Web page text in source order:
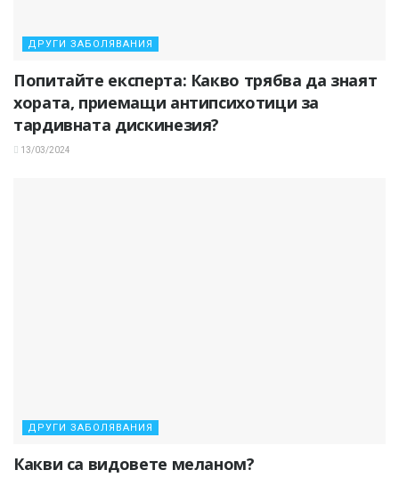
ДРУГИ ЗАБОЛЯВАНИЯ
Попитайте експерта: Какво трябва да знаят
хората, приемащи антипсихотици за
тардивната дискинезия?
13/03/2024
ДРУГИ ЗАБОЛЯВАНИЯ
Какви са видовете меланом?